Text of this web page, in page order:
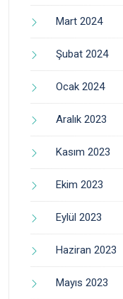
Mart 2024
Şubat 2024
Ocak 2024
Aralık 2023
Kasım 2023
Ekim 2023
Eylül 2023
Haziran 2023
Mayıs 2023